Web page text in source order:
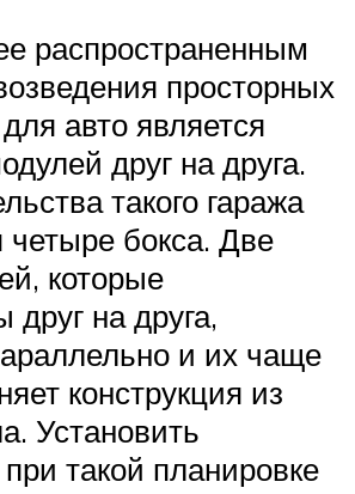
распространенным
просторных
авто является
друг на друга.
такого гаража
четыре бокса. Две
которые
друг на друга,
и их чаще
конструкция из
Установить
такой планировке